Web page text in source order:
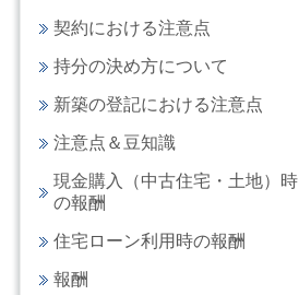
契約における注意点
持分の決め方について
新築の登記における注意点
注意点＆豆知識
現金購入（中古住宅・土地）時
の報酬
住宅ローン利用時の報酬
報酬